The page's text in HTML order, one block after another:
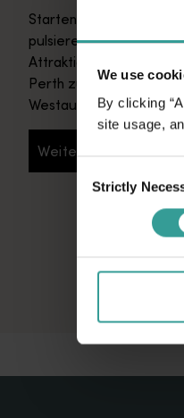
We use
By clicking
site usage,
Selection
Strictly
Starten Sie in Perth,
pulsierende
Attraktionen und die
Perth zum perfekten
Westaustralienreise.
Weiterlesen
Weiterlesen